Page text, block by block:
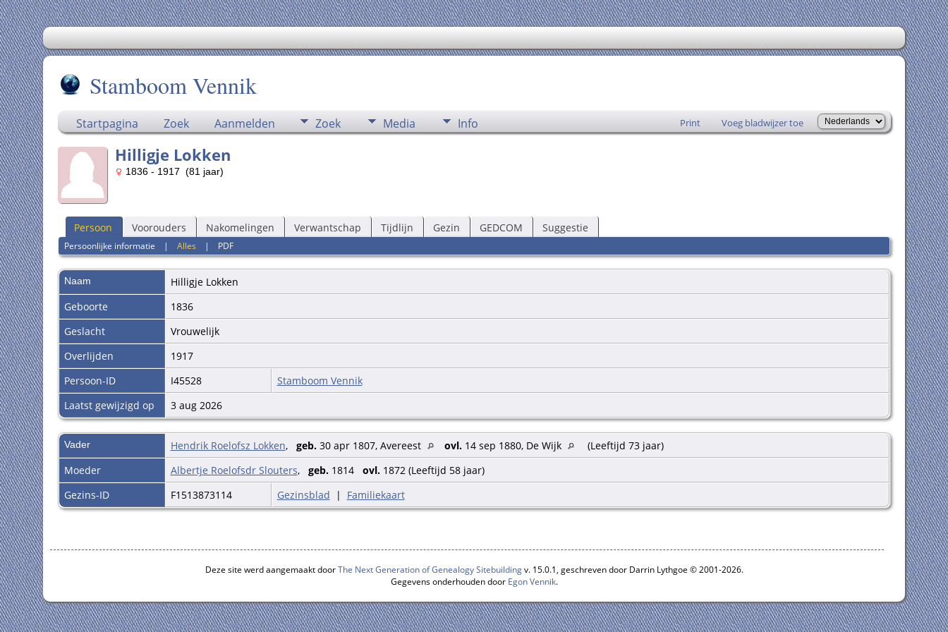
Stamboom Vennik
Startpagina Zoek Aanmelden Zoek Media Info Print Voeg bladwijzer toe
Hilligje Lokken
1836 - 1917 (81 jaar)
Persoon Voorouders Nakomelingen Verwantschap Tijdlijn Gezin GEDCOM Suggestie
Persoonlijke informatie | Alles | PDF
Naam Hilligje Lokken
Geboorte
1836
Geslacht
Vrouwelijk
Overlijden
1917
Persoon-ID
I45528
Stamboom Vennik
Laatst gewijzigd op
3 aug 2026
Vader Hendrik Roelofsz Lokken, geb.30 apr 1807, Avereest ovl.14 sep 1880, De Wijk
(Leeftijd 73 jaar)
Moeder
Albertje Roelofsdr Slouters, geb.1814 ovl.1872 (Leeftijd 58 jaar)
Gezins-ID
F1513873114 Gezinsblad | Familiekaart
Deze site werd aangemaakt doorThe Next Generation of Genealogy Sitebuildingv. 15.0.1, geschreven door Darrin Lythgoe © 2001-2026.
Gegevens onderhouden door Egon Vennik.